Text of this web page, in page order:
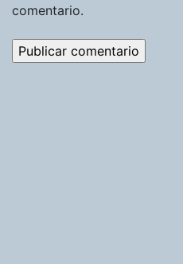
comentario.